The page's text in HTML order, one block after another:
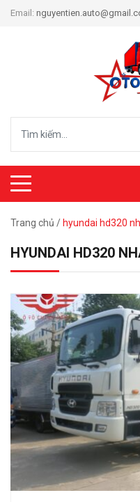
Email:
Trang chủ / hyundai hd320
HYUNDAI HD320